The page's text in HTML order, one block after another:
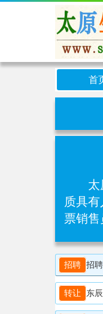
首
太
质具
票销售
招聘 招
转让 东